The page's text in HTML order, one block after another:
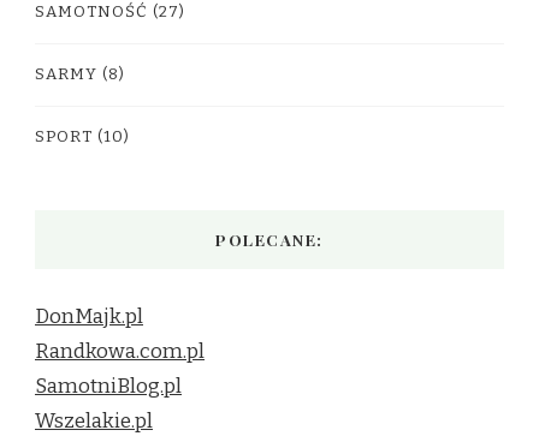
SAMOTNOŚĆ (27)
SARMY (8)
SPORT (10)
POLECANE:
DonMajk.pl
Randkowa.com.pl
SamotniBlog.pl
Wszelakie.pl